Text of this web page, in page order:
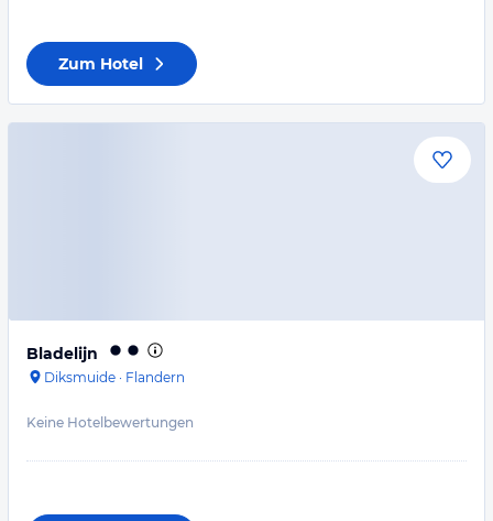
Zum Hotel
Bladelijn
Diksmuide · Flandern
Keine Hotelbewertungen